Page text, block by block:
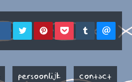
persoonlijk contact